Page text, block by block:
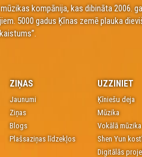
kompānija, kas dibināta 2006.
5000 gadus Ķīnas zemē plauka
ZIŅAS
Jaunumi
Ziņas
Blogs
Plašsaziņas līdzekļos
UZZINIET
Ķīniešu deja
Mūzika
Vokālā mūzika
Shen Yun
Digitālās